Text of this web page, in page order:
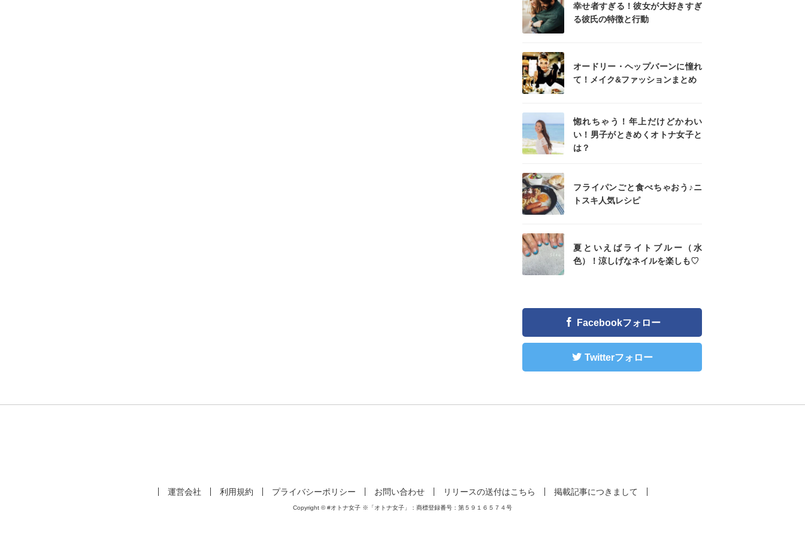
幸せ者すぎる！彼女が大好きすぎ
る彼氏の特徴と行動
オードリー・ヘップバーンに憧れ
て！メイク&ファッションまとめ
惚れちゃう！年上だけどかわい
い！男子がときめくオトナ女子と
は？
フライパンごと食べちゃおう♪ニ
トスキ人気レシピ
夏といえばライトブルー（水
色）！涼しげなネイルを楽しも♡
Facebookフォロー
Twitterフォロー
運営会社 利用規約 プライバシーポリシー お問い合わせ リリースの送付はこちら 掲載記事につきまして
Copyright © #オトナ女子 ※「オトナ女子」：商標登録番号：第５９１６５７４号